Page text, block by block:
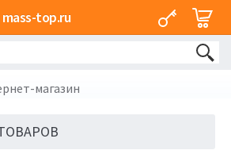
mass-top.ru
магазин